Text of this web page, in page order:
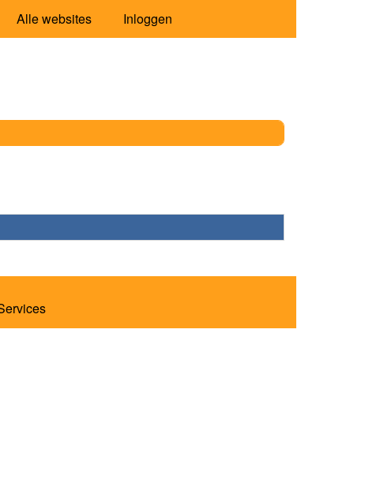
Alle websites Inloggen